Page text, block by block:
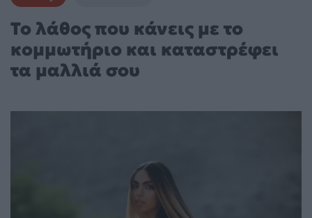
Το λάθος που κάνεις με το
κομμωτήριο και καταστρέφει
τα μαλλιά σου